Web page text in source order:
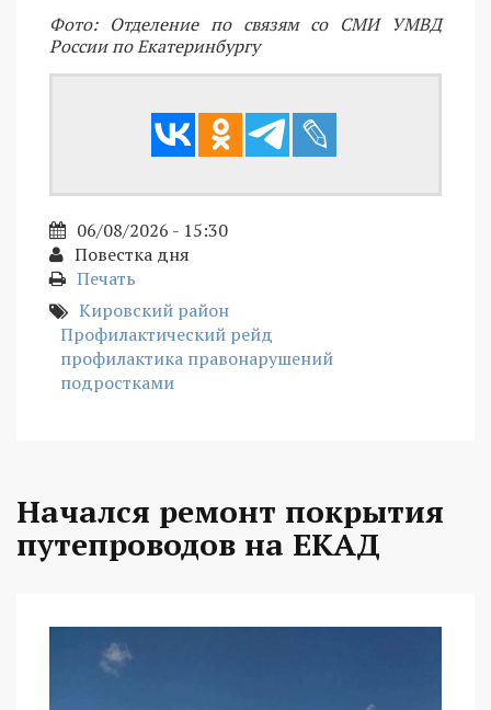
Фото: Отделение по связям со СМИ УМВД
России по Екатеринбургу
06/08/2026 - 15:30
Повестка дня
Печать
Кировский район
Профилактический рейд
профилактика правонарушений
подростками
Начался ремонт покрытия
путепроводов на ЕКАД